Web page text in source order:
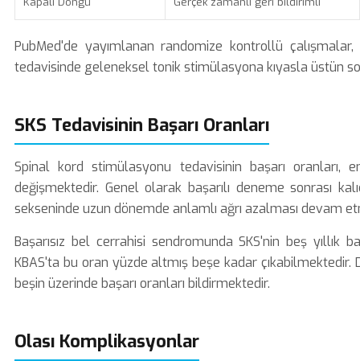
PubMed'de yayımlanan randomize kontrollü
tedavisinde geleneksel tonik stimülasyona kıyasla üstün
SKS Tedavisinin Başarı Oranları
Spinal kord stimülasyonu tedavisinin başarı oranları,
değişmektedir. Genel olarak başarılı deneme sonrası
sekseninde uzun dönemde anlamlı ağrı azalması devam
Başarısız bel cerrahisi sendromunda SKS'nin beş yıllık
KBAS'ta bu oran yüzde altmış beşe kadar
beşin üzerinde başarı oranları bildirmektedir.
Olası Komplikasyonlar